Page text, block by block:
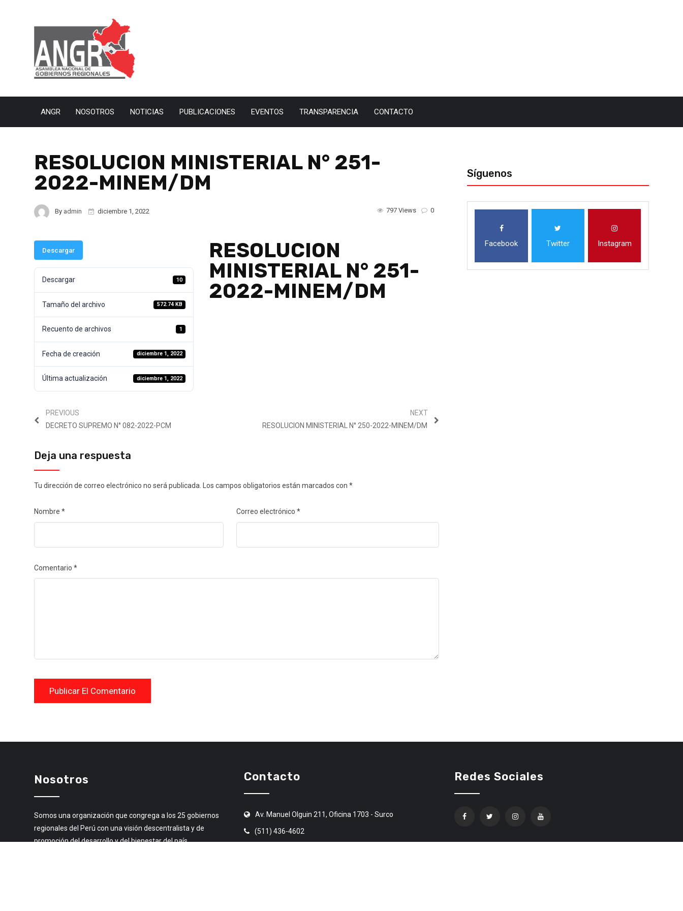
ANGR NOSOTROS NOTICIAS PUBLICACIONES EVENTOS TRANSPARENCIA CONTACTO
RESOLUCION MINISTERIAL N° 251-
2022-MINEM/DM
By admin diciembre 1, 2022 0
797 Views
Descargar
Descargar 10
Tamaño del archivo 572.74 KB
Recuento de archivos 1
Fecha de creación diciembre 1, 2022
Última actualización diciembre 1, 2022
RESOLUCION
MINISTERIAL N° 251-
2022-MINEM/DM
PREVIOUS
DECRETO SUPREMO N° 082-2022-PCM
NEXT
RESOLUCION MINISTERIAL N° 250-2022-MINEM/DM
Deja una respuesta
Tu dirección de correo electrónico no será publicada. Los campos obligatorios están marcados con *
Nombre * Correo electrónico*
Comentario *
Síguenos
Facebook Twitter Instagram
Nosotros
Somos una organización que congrega a los 25 gobiernos
regionales del Perú con una visión descentralista y de
promoción del desarrollo y del bienestar del país.
Contacto
Av. Manuel Olguin 211, Oficina 1703 - Surco
(511) 436-4602
Redes Sociales